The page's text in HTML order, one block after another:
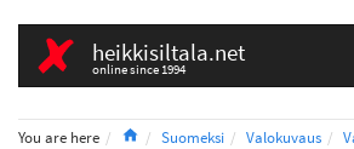
heikkisiltala.net
online since 1994
You are here HomeSuomeksi Valokuvaus